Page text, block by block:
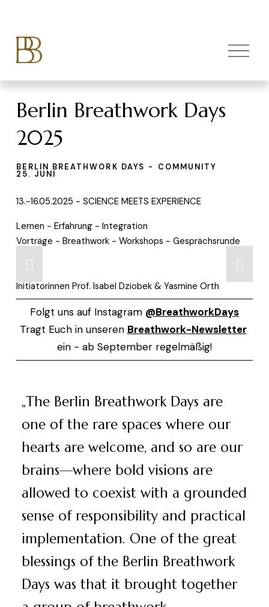
M
e
ü
Berlin Breathwork Days
2025
BERLIN BREATHWORK DAYS COMMUNITY
25. JUNI
13.-16.05.2025 - SCIENCE MEETS EXPERIENCE
Lernen - Erfahrung - Integration
Vorträge - Breathwork - Workshops - Gesprächsrunde
Initiatorinnen Prof. Isabel Dziobek & Yasmine Orth
Folgt uns auf Instagram @BreathworkDays
Tragt Euch in unseren Breathwork-Newsletter
ein - ab September regelmäßig!
„The Berlin Breathwork Days are
one of the rare spaces where our
hearts are welcome, and so are our
brains—where bold visions are
allowed to coexist with a grounded
sense of responsibility and practical
implementation. One of the great
blessings of the Berlin Breathwork
Days was that it brought together